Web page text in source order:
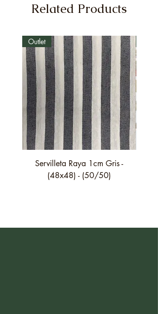
Related Products
Outlet
Servilleta Raya 1cm Gris -
(48x48) - (50/50)